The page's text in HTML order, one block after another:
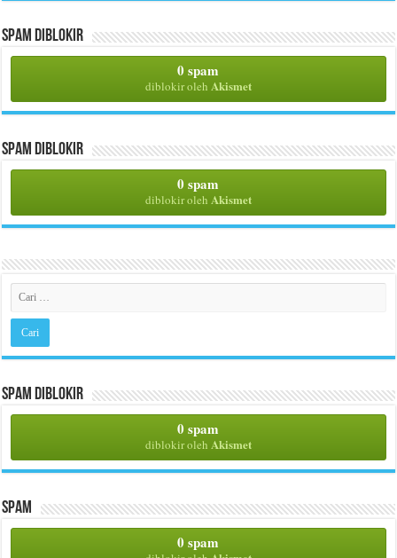
Spam Diblokir
0 spam
diblokir oleh Akismet
Spam Diblokir
0 spam
diblokir oleh Akismet
Spam Diblokir
0 spam
diblokir oleh Akismet
Spam
0 spam